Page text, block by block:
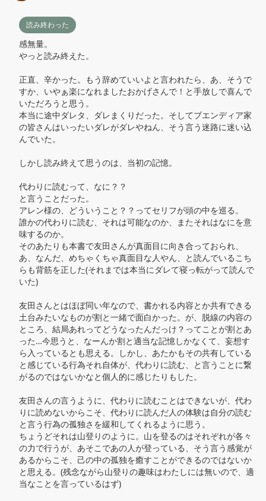
読み終わった
感無量。
やっと読み終えた。
正直、辛かった。もう辞めていいよと言われたら、あ、そうで
すか、いやぁ楽になれましたおかげさんで！と手放しで喜んで
いただろうと思う。
本当に途中ダレタ、ダレまくりだった。そしてブエンディア家
の皆さんはいったいダレがダレやねん、そう言う迷路に迷い込
んでいた。
しかし読み終えて思うのは、当初の記憶。
代わりに読むって、なに？？
と言うことだった。
アレン様の、どういうこと？？ってセリフが頭の中を巡る。
誰かの代わりに読む、それは可能なのか、またそれはなにを意
味するのか。
そのあたりも本書で友田さんが真面目に向き合っておられ、
あ、なんだ、めちゃくちゃ真面目な人やん、と読んでいるこち
らも背筋を正した(それまでは本当にダレて寝っ転がって読んで
いた)
友田さんとはほぼ同い年なので、書かれる内容とか共有できる
土台みたいなものが割と一緒で面白かった。が、脱線の内容の
ところ、結局あれってどうなったんだっけ？ってことが割とあ
った…今思うと、なーんか割と適当な記憶しかなくて、妄想す
ら入っているとも思える。しかし、あたかもその共有している
と感じている行為それ自体が、代わりに読む、と言うことに繋
がるのではないかなと個人的に感じたりもした。
友田さんの言うように、代わりに読むことはできないが、代わ
りに読めないからこそ、代わりに読んだ人の体験は自分の読む
と言う行為の孤独さを緩和してくれるように思う。
ちょうどそれは山登りのように。山を登るのはそれぞれが各々
の力で行うが、あそこであの人が登っている、そう言う感覚が
あるからこそ、己の中の孤独を癒すことができるのではないか
と思える。(残念ながら山登りの趣味はわたしには無いので、適
当なことを言っているはず)